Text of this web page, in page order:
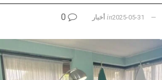
2025-05-31
in أخبار